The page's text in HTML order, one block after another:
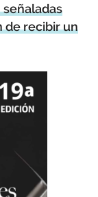
de recibir un